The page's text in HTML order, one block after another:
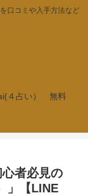
口コミや入手方法など
４占い） 無料
心者必見の
」【LINE